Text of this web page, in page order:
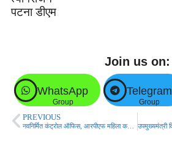
पटना डीएम
Join us on:
WhatsApp
Group
Telegram
Group
PREVIOUS
नवनिर्मित कंट्रोल ऑफिस, आरपीएफ महिला कर्मियों के लिए जानकी महिला बैरेक तथा स्टाफ रेस्ट हाउस का उद्घाटन!